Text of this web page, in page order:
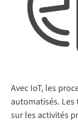
Avec IoT, les
automatisés.
sur les activités